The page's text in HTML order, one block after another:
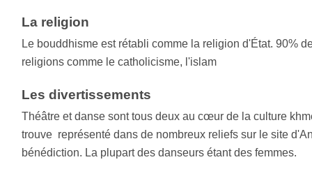
La religion
Le bouddhisme est rétabli comme la religion d'État. 90%
religions comme le catholicisme, l'islam
Les divertissements
Théâtre et danse sont tous deux au cœur de la culture
trouve représenté dans de nombreux reliefs sur le site
bénédiction. La plupart des danseurs étant des femmes.